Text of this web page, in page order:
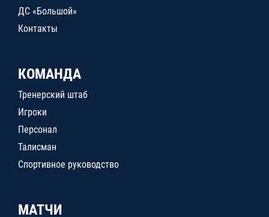
ДС «Большой»
Контакты
КОМАНДА
Тренерский штаб
Игроки
Персонал
Талисман
Спортивное руководство
МАТЧИ